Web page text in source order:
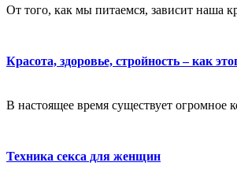
От того, как мы питаемся, зависит наша
Красота, здоровье, стройность – как
В настоящее время существует огромное
Техника секса для женщин